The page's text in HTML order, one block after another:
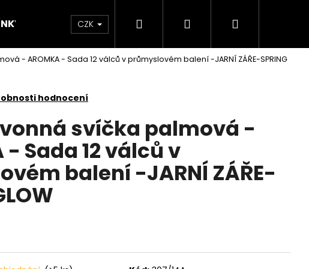
KONTAKTY
CZK Hledat PřihlášeníNákupní
- AROMKA - Sada 12 válců v průmyslovém balení -JARNÍ ZÁŘE-SPRING
hodnocení
svíčka palmová -
- Sada 12 válců v
balení -JARNÍ ZÁŘE-